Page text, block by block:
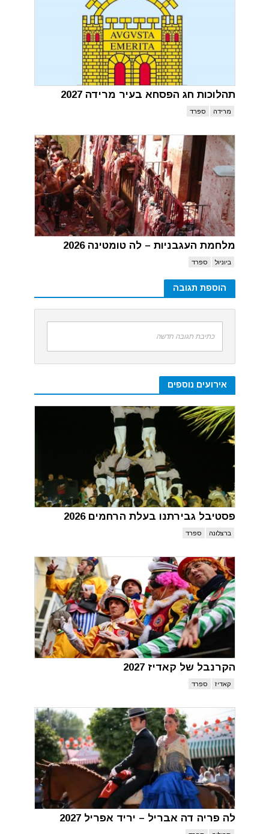
תהלוכות חג הפסחא בעיר מרידה 2027
מרידה ספרד
מלחמת העגבניות – לה טומטינה 2026
ביוניול ספרד
הוספת תגובה
כתיבת תגובה חדשה
אירועים נוספים
פסטיבל גבירתנו בעלת הרחמים 2026
ברצלונה ספרד
הקרנבל של קאדיז 2027
קאדיז ספרד
לה פריה דה אבריל – יריד אפריל 2027